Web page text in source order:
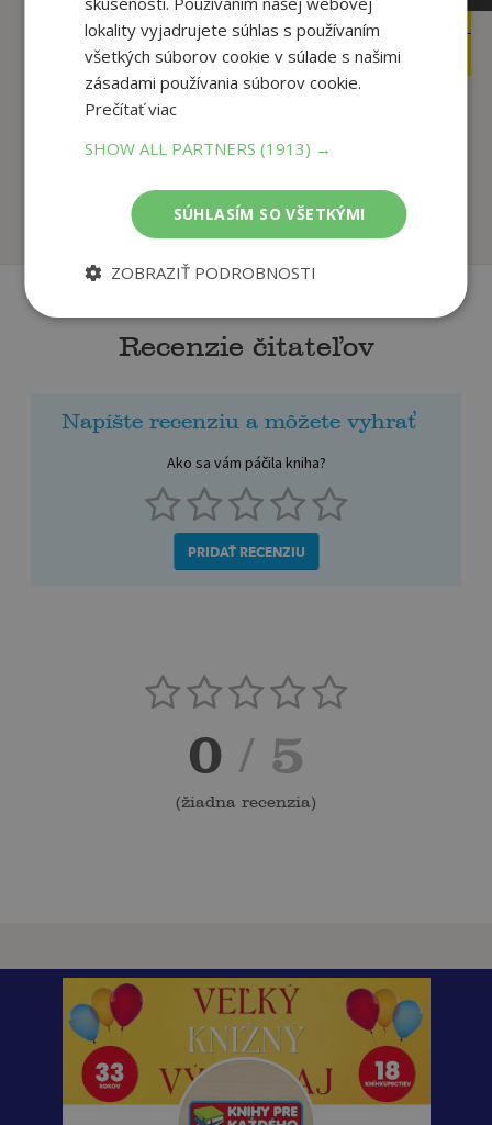
10,90
10 €
- Moja prvá kn...
10
Moje obľúbené zvie...
Na sklade
Recenzie čitateľov
Napíšte recenziu a môžete vyhrať
Ako sa vám páčila kniha?
PRIDAŤ RECENZIU
0 / 5
(žiadna recenzia)
lokality vyjadrujete súhlas s používaním
všetkých súborov cookie v súlade s našimi
zásadami používania súborov cookie.
Prečítať viac
SHOW ALL PARTNERS(1913) →
SÚHLASÍM SO VŠETKÝMI
ZOBRAZIŤ PODROBNOSTI